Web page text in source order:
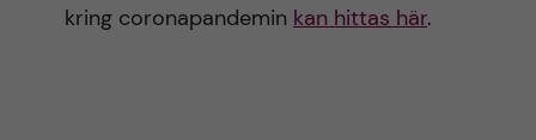
kring coronapandemin kan hittas här.